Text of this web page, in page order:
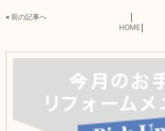
«前の記事へ
HOME